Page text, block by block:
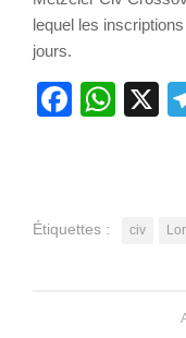
lequel les
jours.
X
Étiquettes : civ